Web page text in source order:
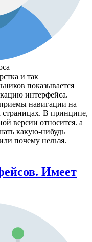
и так
показывается
интерфейса.
навигации на
В принципе,
версии относится. а
какую-нибудь
почему нельзя.
Имеет